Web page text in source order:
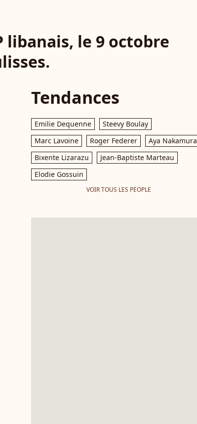
libanais, le 9 octobre
Tendances
Emilie Dequenne
Steevy Boulay
Marc Lavoine
Roger Federer
Aya Nakamura
Bixente Lizarazu
Jean-Baptiste Marteau
Elodie Gossuin
VOIR TOUS LES PEOPLE